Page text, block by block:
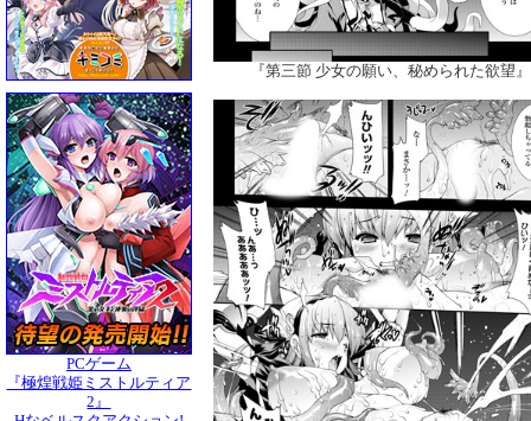
PCゲーム
『極煌戦姫ミストルティア
2』
『第三節 少女の願い、秘められた欲望』